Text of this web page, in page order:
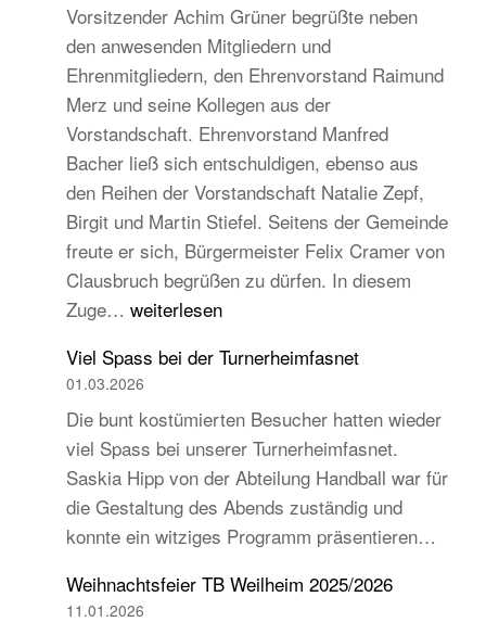
des
Vorsitzender Achim Grüner begrüßte neben
den anwesenden Mitgliedern und
Ehrenmitgliedern, den Ehrenvorstand Raimund
Merz und seine Kollegen aus der
Vorstandschaft. Ehrenvorstand Manfred
Bacher ließ sich entschuldigen, ebenso aus
den Reihen der Vorstandschaft Natalie Zepf,
Birgit und Martin Stiefel. Seitens der Gemeinde
freute er sich, Bürgermeister Felix Cramer von
Clausbruch begrüßen zu dürfen. In diesem
Zuge… TB
2026
–
Beständig
und
traditionell,
aber
auch
jugend-
und
weiterlesen
Viel Spass bei der Turnerheimfasnet
01.03.2026
Die bunt kostümierten Besucher hatten wieder
viel Spass bei unserer Turnerheimfasnet.
Saskia Hipp von der Abteilung Handball war für
die Gestaltung des Abends zuständig und
konnte ein witziges Programm präsentieren…
Weihnachtsfeier TB Weilheim 2025/2026
11.01.2026